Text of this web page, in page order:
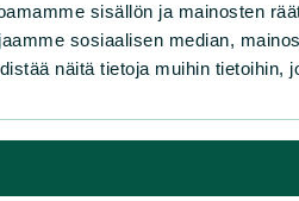
sisällön ja mainosten
sosiaalisen median,
näitä tietoja muihin tietoihin,